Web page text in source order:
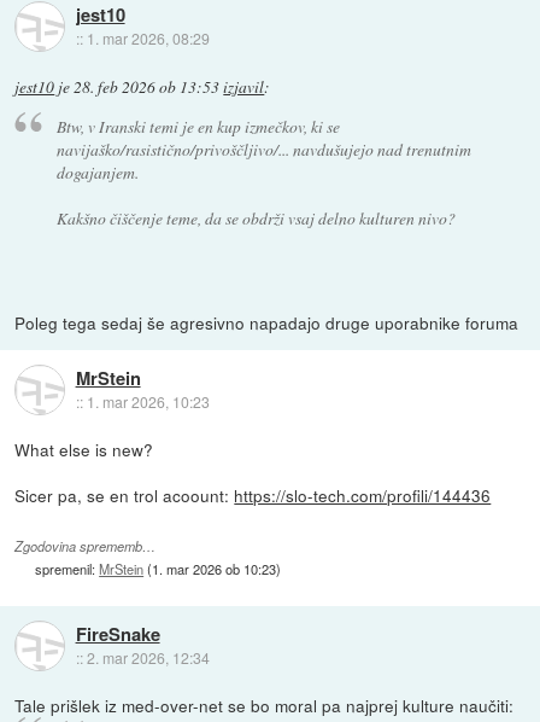
jest10
:: 1. mar 2026, 08:29
jest10 je28. feb 2026 ob 13:53izjavil:
Btw, v Iranski temi je en kup izmečkov, ki se
navijaško/rasistično/privoščljivo/... navdušujejo nad trenutnim
dogajanjem.
Kakšno čiščenje teme, da se obdrži vsaj delno kulturen nivo?
Poleg tega sedaj še agresivno napadajo druge uporabnike foruma
MrStein
:: 1. mar 2026, 10:23
What else is new?
Sicer pa, se en trol acoount: https://slo-tech.com/profili/144436
Zgodovina sprememb…
spremenil:MrStein(1. mar 2026 ob 10:23)
FireSnake
::2. mar 2026, 12:34
Tale prišlek iz med-over-net se bo moral pa najprej kulture naučiti: